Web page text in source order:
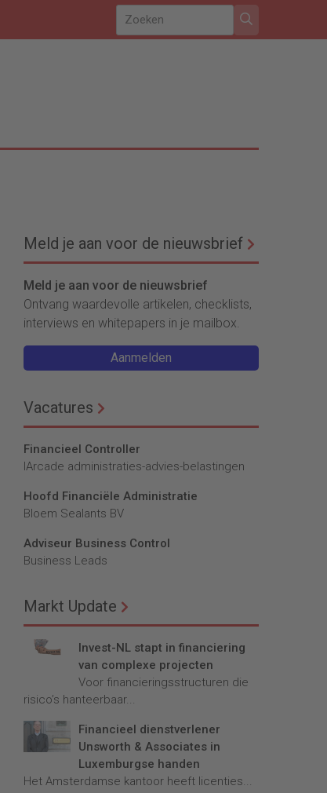
Meld je aan voor de nieuwsbrief
Meld je aan voor de nieuwsbrief
Ontvang waardevolle artikelen, checklists,
interviews en whitepapers in je mailbox.
Aanmelden
Vacatures
Financieel Controller
lArcade administraties-advies-belastingen
Hoofd Financiële Administratie
Bloem Sealants BV
Adviseur Business Control
Business Leads
Markt Update
Invest-NL stapt in financiering
van complexe projecten
Voor financieringsstructuren die
risico’s hanteerbaar...
Financieel dienstverlener
Unsworth & Associates in
Luxemburgse handen
Het Amsterdamse kantoor heeft licenties...